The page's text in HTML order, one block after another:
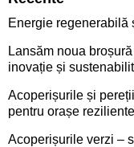
Energie regenerabilă
Lansăm noua
inovație și
Acoperișurile și
pentru orașe reziliente
Acoperișurile verzi –